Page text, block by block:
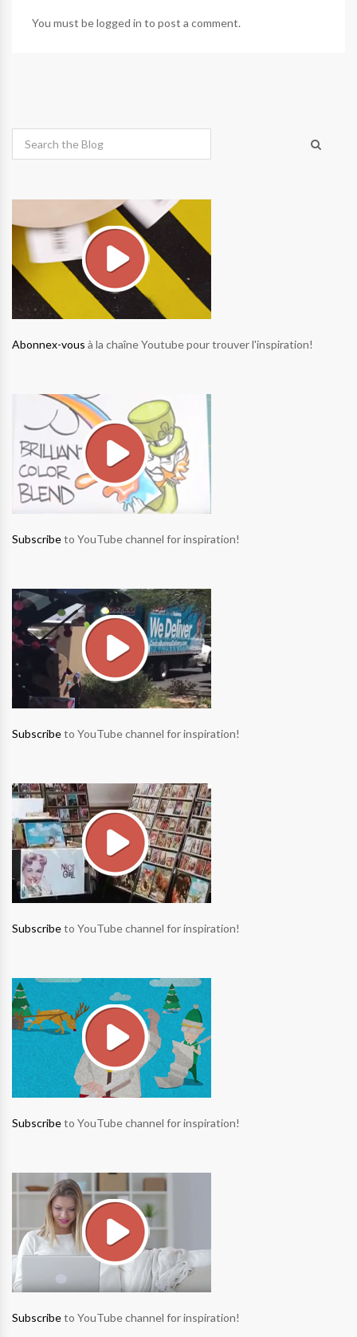
You must belogged in to post a comment.
Abonnex-vous à la chaîne Youtube pour trouver l'inspiration!
Subscribeto YouTube channel for inspiration!
Subscribeto YouTube channel for inspiration!
Subscribeto YouTube channel for inspiration!
Subscribeto YouTube channel for inspiration!
Subscribeto YouTube channel for inspiration!